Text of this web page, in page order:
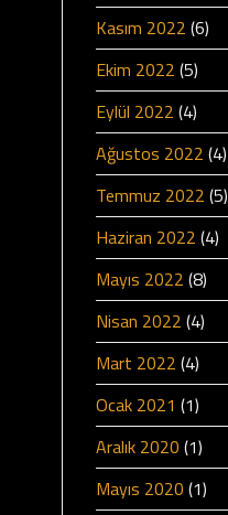
Kasım 2022 (6)
Ekim 2022 (5)
Eylül 2022 (4)
Ağustos 2022 (4)
Temmuz 2022 (5)
Haziran 2022 (4)
Mayıs 2022 (8)
Nisan 2022 (4)
Mart 2022 (4)
Ocak 2021 (1)
Aralık 2020 (1)
Mayıs 2020 (1)